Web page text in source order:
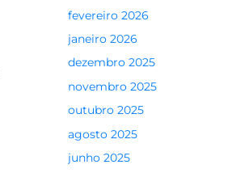
fevereiro 2026
janeiro 2026
dezembro 2025
novembro 2025
outubro 2025
agosto 2025
junho 2025